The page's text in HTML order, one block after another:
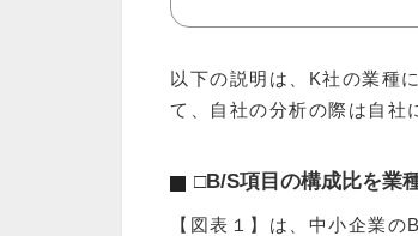
以下の説明は、K社の業種
て、自社の分析の際は自社
□B/S項目の構成比を業
【図表１】は、中小企業